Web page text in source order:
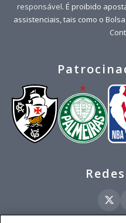
responsável. É proibido
assistenciais, tais como o